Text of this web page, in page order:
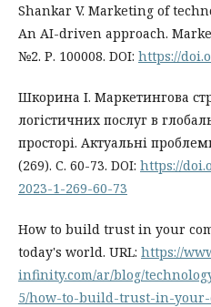
Shankar V. Marketing of
An AI-driven approach.
№2. Р. 100008. DOI: https://
Шкорина І. Маркетингова
логістичних послуг в
просторі. Актуальні
(269). С. 60-73. DOI: https://
2023-1-269-60-73
How to build trust in your
today's world. URL: https://
infinity.com/ar/blog/
5/how-to-build-trust-in-your-